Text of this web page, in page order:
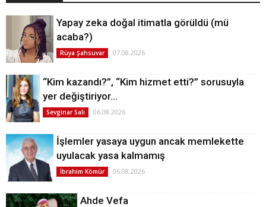
Yapay zeka doğal itimatla görüldü (mü
acaba?)
Rüya Şahsuvar 07.08.2026
“Kim kazandı?”, “Kim hizmet etti?” sorusuyla
yer değiştiriyor…
Sevginar Sali 06.08.2026
İşlemler yasaya uygun ancak memlekette
uyulacak yasa kalmamış
İbrahim Kömür 06.08.2026
Ahde Vefa